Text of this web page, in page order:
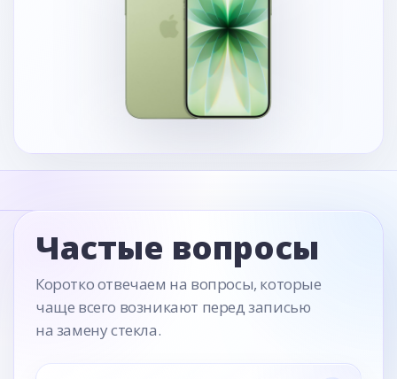
Частые вопросы
Коротко отвечаем на вопросы, которые
чаще всего возникают перед записью
на замену стекла.